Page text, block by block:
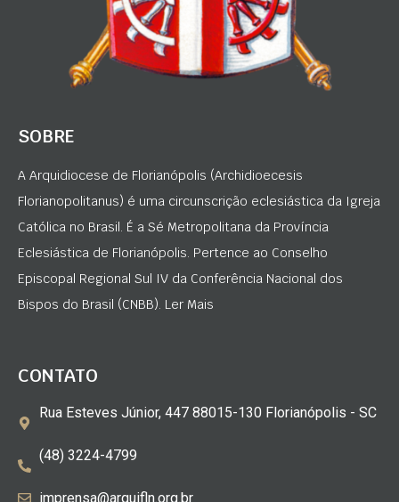
SOBRE
A Arquidiocese de Florianópolis (Archidioecesis
Florianopolitanus) é uma circunscrição eclesiástica da Igreja
Católica no Brasil. É a Sé Metropolitana da Província
Eclesiástica de Florianópolis. Pertence ao Conselho
Episcopal Regional Sul IV da Conferência Nacional dos
Bispos do Brasil (CNBB). Ler Mais
CONTATO
Rua Esteves Júnior, 447 88015-130 Florianópolis - SC
(48) 3224-4799
imprensa@arquifln.org.br